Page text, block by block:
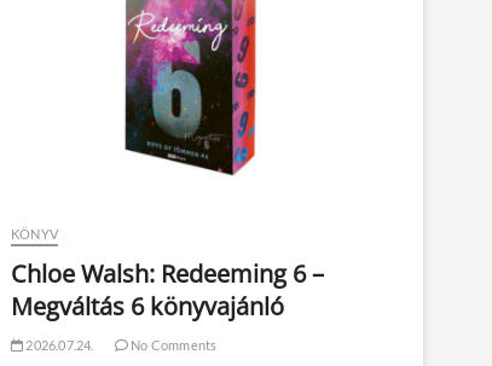
KÖNYV
Chloe Walsh: Redeeming 6 –
Megváltás 6 könyvajánló
2026.07.24. No Comments